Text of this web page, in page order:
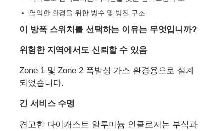
열악한 환경을 위한 방수 및 방진 구조
이 방폭 스위치를 선택하는 이유는 무엇입니까?
위험한 지역에서도 신뢰할 수 있음
Zone 1 및 Zone 2 폭발성 가스 환경용으로 설계
되었습니다.
긴 서비스 수명
견고한 다이캐스트 알루미늄 인클로저는 부식과